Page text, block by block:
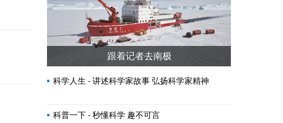
跟着记者去南极
科学人生 - 讲述科学家故事 弘扬科学家精神
科普一下 - 秒懂科学 趣不可言